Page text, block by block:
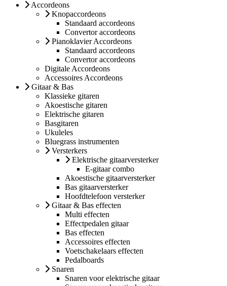
Accordeons
Knopaccordeons
Standaard accordeons
Convertor accordeons
Pianoklavier Accordeons
Standaard accordeons
Convertor accordeons
Digitale Accordeons
Accessoires Accordeons
Gitaar & Bas
Klassieke gitaren
Akoestische gitaren
Elektrische gitaren
Basgitaren
Ukuleles
Bluegrass instrumenten
Versterkers
Elektrische gitaarversterker
E-gitaar combo
Akoestische gitaarversterker
Bas gitaarversterker
Hoofdtelefoon versterker
Gitaar & Bas effecten
Multi effecten
Effectpedalen gitaar
Bas effecten
Accessoires effecten
Voetschakelaars effecten
Pedalboards
Snaren
Snaren voor elektrische gitaar